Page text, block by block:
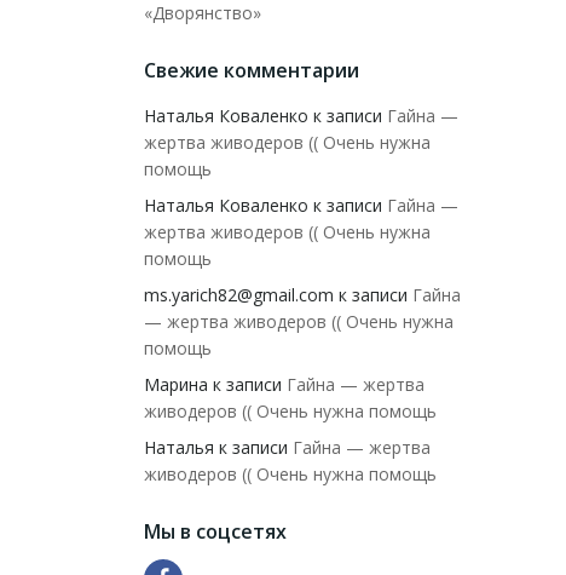
«Дворянство»
Свежие комментарии
Наталья Коваленко к записи Гайна —
жертва живодеров (( Очень нужна
помощь
Наталья Коваленко к записи Гайна —
жертва живодеров (( Очень нужна
помощь
ms.yarich82@gmail.com к записи Гайна
— жертва живодеров (( Очень нужна
помощь
Марина к записи Гайна — жертва
живодеров (( Очень нужна помощь
Наталья к записи Гайна — жертва
живодеров (( Очень нужна помощь
Мы в соцсетях